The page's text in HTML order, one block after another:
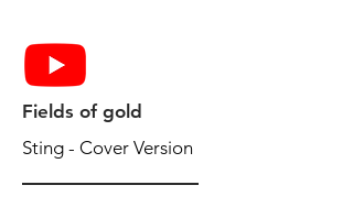
Fields of gold
Sting - Cover Version